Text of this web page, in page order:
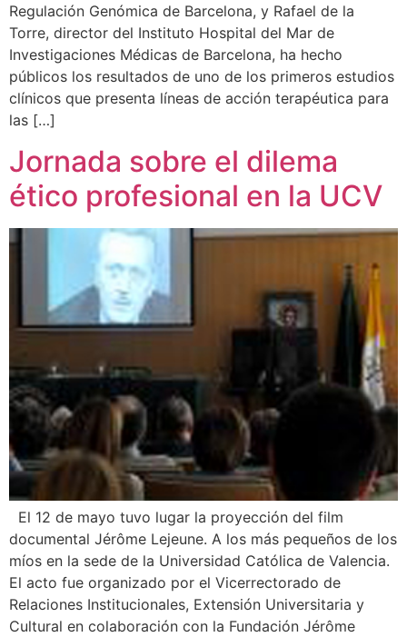
Regulación Genómica de Barcelona, y Rafael de la
Torre, director del Instituto Hospital del Mar de
Investigaciones Médicas de Barcelona, ha hecho
públicos los resultados de uno de los primeros estudios
clínicos que presenta líneas de acción terapéutica para
las […]
Jornada sobre el dilema
ético profesional en la UCV
El 12 de mayo tuvo lugar la proyección del film
documental Jérôme Lejeune. A los más pequeños de los
míos en la sede de la Universidad Católica de Valencia.
El acto fue organizado por el Vicerrectorado de
Relaciones Institucionales, Extensión Universitaria y
Cultural en colaboración con la Fundación Jérôme